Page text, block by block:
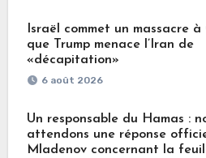
Israël commet un massacre
que Trump menace l’Iran de
«décapitation»
6 août 2026
Un responsable du Hamas :
attendons une réponse
Mladenov concernant la